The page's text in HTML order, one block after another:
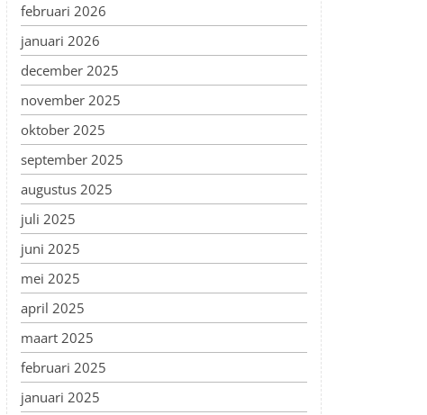
februari 2026
januari 2026
december 2025
november 2025
oktober 2025
september 2025
augustus 2025
juli 2025
juni 2025
mei 2025
april 2025
maart 2025
februari 2025
januari 2025